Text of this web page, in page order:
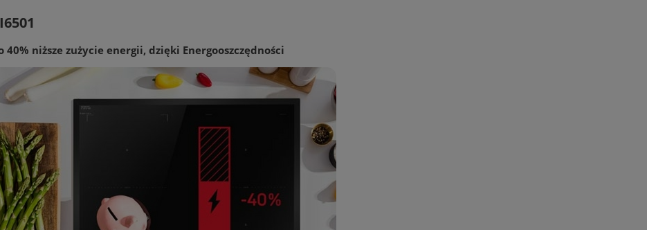
40% niższe zużycie energii, dzięki Energooszczędności